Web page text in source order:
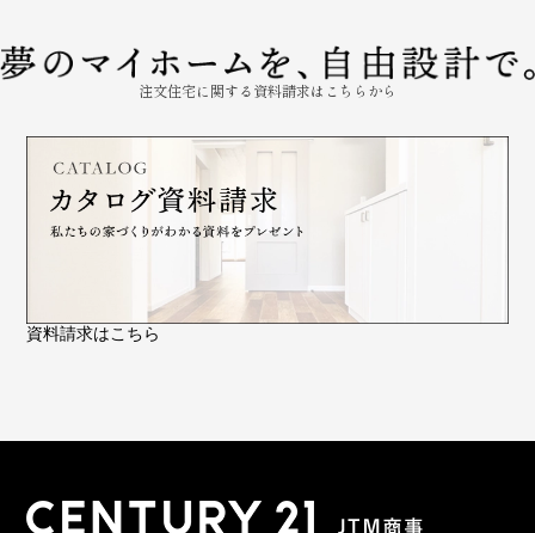
注文住宅に関する資料請求はこちらから
資料請求はこちら